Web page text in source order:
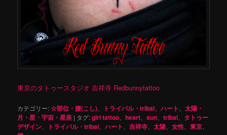
東京のタトゥースタジオ 吉祥寺 Redbunnytattoo
カテゴリー:☆部位・腰(こし) トライバル・tribal 、ハート 、太陽・
月・星・宇宙・星座 | タグ:girl tattoo 、heart 、sun 、tribal
タトゥー
デザイン
トライバル・tribal 、ハート 、吉祥寺 、太陽 、女性 、東京